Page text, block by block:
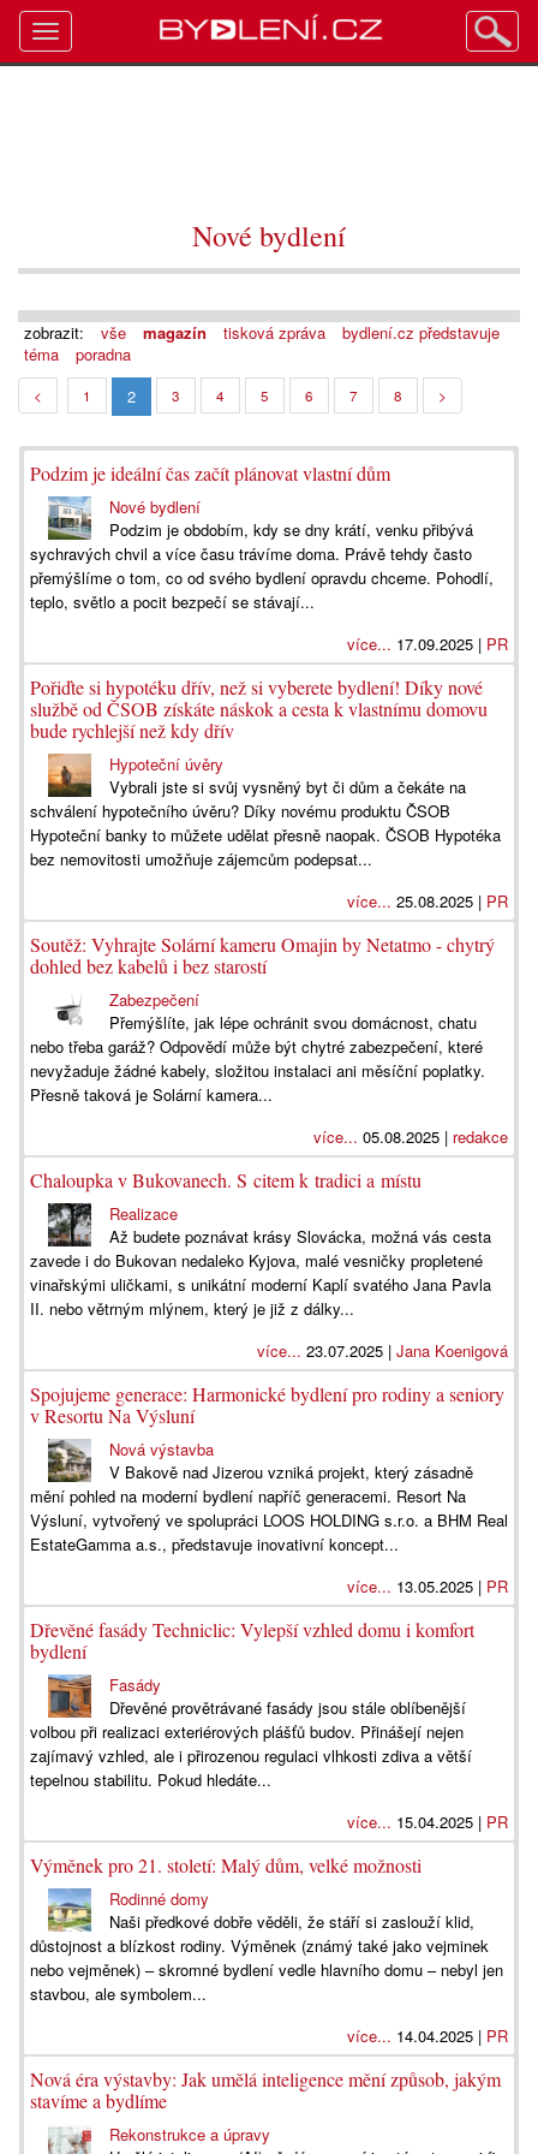
Nové bydlení
zobrazit: vše magazín tisková zpráva
bydlení.cz představuje
téma
poradna
< 1 2 3 4 5 6 7 8 >
Podzim je ideální čas začít plánovat vlastní dům
Nové bydlení
Podzim je obdobím, kdy se dny krátí, venku přibývá
sychravých chvil a více času trávíme doma. Právě tehdy často
přemýšlíme o tom, co od svého bydlení opravdu chceme. Pohodlí,
teplo, světlo a pocit bezpečí se stávají...
více... 17.09.2025 | PR
Pořiďte si hypotéku dřív, než si vyberete bydlení! Díky nové
službě od ČSOB získáte náskok a cesta k vlastnímu domovu
bude rychlejší než kdy dřív
Hypoteční úvěry
Vybrali jste si svůj vysněný byt či dům a čekáte na
schválení hypotečního úvěru? Díky novému produktu ČSOB
Hypoteční banky to můžete udělat přesně naopak. ČSOB Hypotéka
bez nemovitosti umožňuje zájemcům podepsat...
více... 25.08.2025 | PR
Soutěž: Vyhrajte Solární kameru Omajin by Netatmo - chytrý
dohled bez kabelů i bez starostí
Zabezpečení
Přemýšlíte, jak lépe ochránit svou domácnost, chatu
nebo třeba garáž? Odpovědí může být chytré zabezpečení, které
nevyžaduje žádné kabely, složitou instalaci ani měsíční poplatky.
Přesně taková je Solární kamera...
více... 05.08.2025 | redakce
Chaloupka v Bukovanech. S citem k tradici a místu
Realizace
Až budete poznávat krásy Slovácka, možná vás cesta
zavede i do Bukovan nedaleko Kyjova, malé vesničky propletené
vinařskými uličkami, s unikátní moderní Kaplí svatého Jana Pavla
II. nebo větrným mlýnem, který je již z dálky...
více... 23.07.2025 | Jana Koenigová
Spojujeme generace: Harmonické bydlení pro rodiny a seniory
v Resortu Na Výsluní
Nová výstavba
V Bakově nad Jizerou vzniká projekt, který zásadně
mění pohled na moderní bydlení napříč generacemi. Resort Na
Výsluní, vytvořený ve spolupráci LOOS HOLDING s.r.o. a BHM Real
EstateGamma a.s., představuje inovativní koncept...
více... 13.05.2025 | PR
Dřevěné fasády Techniclic: Vylepší vzhled domu i komfort
bydlení
Fasády
Dřevěné provětrávané fasády jsou stále oblíbenější
volbou při realizaci exteriérových plášťů budov. Přinášejí nejen
zajímavý vzhled, ale i přirozenou regulaci vlhkosti zdiva a větší
tepelnou stabilitu. Pokud hledáte...
více... 15.04.2025 | PR
Výměnek pro 21. století: Malý dům, velké možnosti
Rodinné domy
Naši předkové dobře věděli, že stáří si zaslouží klid,
důstojnost a blízkost rodiny. Výměnek (známý také jako vejminek
nebo vejměnek) – skromné bydlení vedle hlavního domu – nebyl jen
stavbou, ale symbolem...
více... 14.04.2025 | PR
Nová éra výstavby: Jak umělá inteligence mění způsob, jakým
stavíme a bydlíme
Rekonstrukce a úpravy
Toggle
navigation